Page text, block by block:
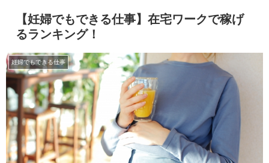
【妊婦でもできる仕事】在宅ワークで稼げ
るランキング！
妊婦でもできる仕事